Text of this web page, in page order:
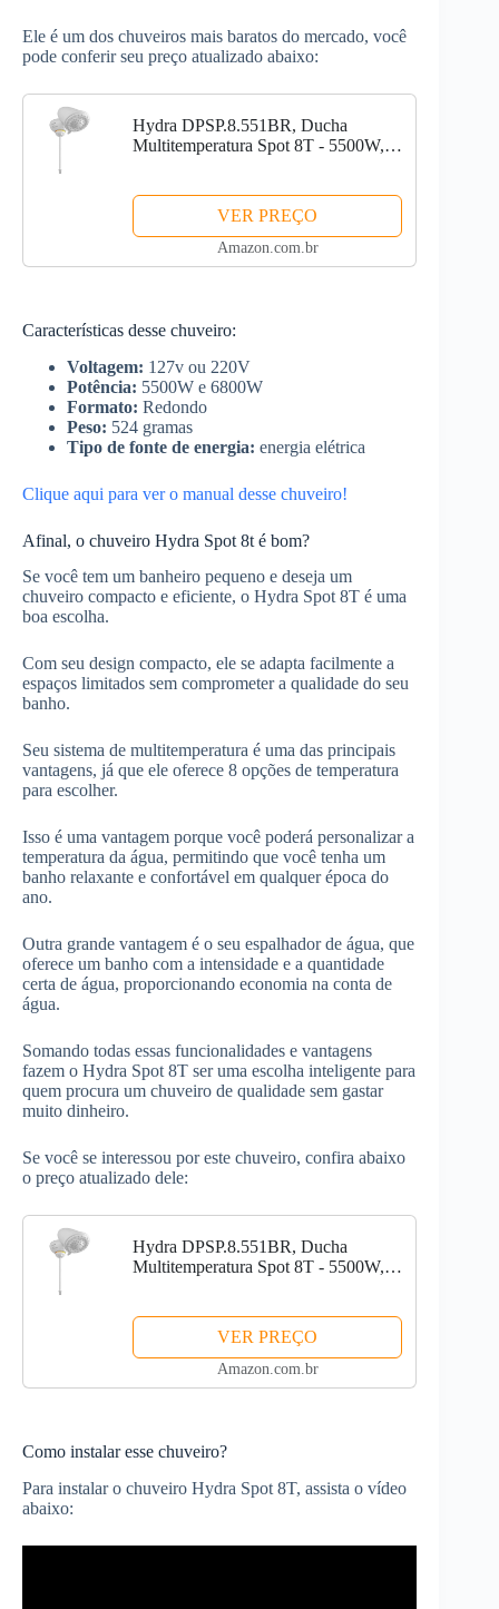
Ele é um dos chuveiros mais baratos do mercado, você
pode conferir seu preço atualizado abaixo:
Hydra DPSP.8.551BR, Ducha
Multitemperatura Spot 8T - 5500W,
VER PREÇO
Amazon.com.br
Características desse chuveiro:
Voltagem: 127v ou 220V
Potência: 5500W e 6800W
Formato: Redondo
Peso: 524 gramas
Tipo de fonte de energia: energia elétrica
Clique aqui para ver o manual desse chuveiro!
Afinal, o chuveiro Hydra Spot 8t é bom?
Se você tem um banheiro pequeno e deseja um
chuveiro compacto e eficiente, o Hydra Spot 8T é uma
boa escolha.
Com seu design compacto, ele se adapta facilmente a
espaços limitados sem comprometer a qualidade do seu
banho.
Seu sistema de multitemperatura é uma das principais
vantagens, já que ele oferece 8 opções de temperatura
para escolher.
Isso é uma vantagem porque você poderá personalizar a
temperatura da água, permitindo que você tenha um
banho relaxante e confortável em qualquer época do
ano.
Outra grande vantagem é o seu espalhador de água, que
oferece um banho com a intensidade e a quantidade
certa de água, proporcionando economia na conta de
água.
Somando todas essas funcionalidades e vantagens
fazem o Hydra Spot 8T ser uma escolha inteligente para
quem procura um chuveiro de qualidade sem gastar
muito dinheiro.
Se você se interessou por este chuveiro, confira abaixo
o preço atualizado dele:
Hydra DPSP.8.551BR, Ducha
Multitemperatura Spot 8T - 5500W,
VER PREÇO
Amazon.com.br
Como instalar esse chuveiro?
Para instalar o chuveiro Hydra Spot 8T, assista o vídeo
abaixo: